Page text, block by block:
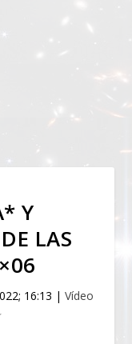
Y
LAS
16:13 | Vídeo